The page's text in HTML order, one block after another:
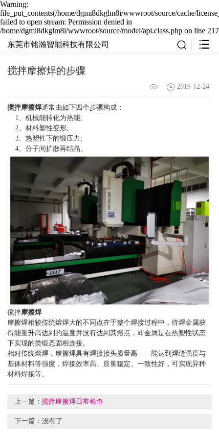
Warning:
file_put_contents(/home/dgmi8dkglm8i/wwwroot/source/cache/
failed to open stream: Permission denied in
/home/dgmi8dkglm8i/wwwroot/source/model/api.class.php on line 217
东莞市铭瀚智能科技有限公司
搅拌摩擦焊的步骤
2019-12-24
搅拌摩擦焊通常由如下四个步骤构成：
1、机械能转化为热能;
2、材料塑性变形;
3、热塑性下的锻压力;
4、分子间扩散再结晶。
搅拌摩擦焊
摩擦焊相较传统熔焊大的不同点在于整个焊接过程中，待焊金属获
得能量升高达到的温度并没有达到其熔点，即金属是在热塑性状态
下实现的类锻态固相连接。
相对传统熔焊，摩擦焊具有焊接接头质量高——能达到焊缝强度与
基体材料等强度，焊接效率高、质量稳定、一致性好，可实现异种
材料焊接等。
上一篇：搅拌摩擦焊日常检查
下一篇： 没有了